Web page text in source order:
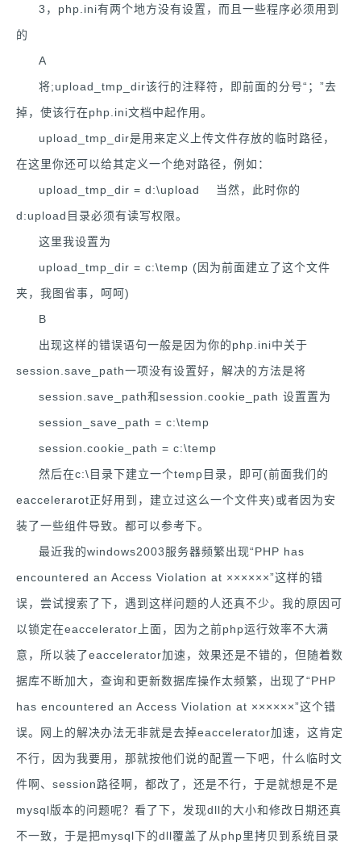
3，php.ini有两个地方没有设置，而且一些程序必须用到
的
A
将;upload_tmp_dir该行的注释符，即前面的分号“；”去
掉，使该行在php.ini文档中起作用。
upload_tmp_dir是用来定义上传文件存放的临时路径，
在这里你还可以给其定义一个绝对路径，例如：
upload_tmp_dir = d:\upload 当然，此时你的
d:upload目录必须有读写权限。
这里我设置为
upload_tmp_dir = c:\temp (因为前面建立了这个文件
夹，我图省事，呵呵)
B
出现这样的错误语句一般是因为你的php.ini中关于
session.save_path一项没有设置好，解决的方法是将
session.save_path和session.cookie_path 设置置为
session_save_path = c:\temp
session.cookie_path = c:\temp
然后在c:\目录下建立一个temp目录，即可(前面我们的
eaccelerarot正好用到，建立过这么一个文件夹)或者因为安
装了一些组件导致。都可以参考下。
最近我的windows2003服务器频繁出现“PHP has
encountered an Access Violation at ××××××”这样的错
误，尝试搜索了下，遇到这样问题的人还真不少。我的原因可
以锁定在eaccelerator上面，因为之前php运行效率不大满
意，所以装了eaccelerator加速，效果还是不错的，但随着数
据库不断加大，查询和更新数据库操作太频繁，出现了“PHP
has encountered an Access Violation at ××××××”这个错
误。网上的解决办法无非就是去掉eaccelerator加速，这肯定
不行，因为我要用，那就按他们说的配置一下吧，什么临时文
件啊、session路径啊，都改了，还是不行，于是就想是不是
mysql版本的问题呢？看了下，发现dll的大小和修改日期还真
不一致，于是把mysql下的dll覆盖了从php里拷贝到系统目录